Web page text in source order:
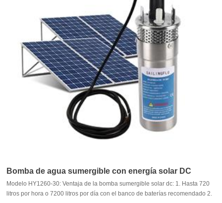
Bomba de agua sumergible con energía solar DC
Modelo HY1260-30: Ventaja de la bomba sumergible solar dc: 1. Hasta 720
litros por hora o 7200 litros por día con el banco de baterías recomendado 2.